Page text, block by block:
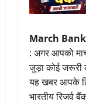
March
: अगर आपको
जुड़ा कोई जरूरी
यह खबर आपके
भारतीय रिजर्व